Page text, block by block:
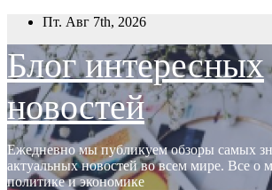
Перейти
содержимому
Пт. Авг 7th, 2026
Блог интересных
новостей
Ежедневно мы публикуем обзоры самых
актуальных новостей во всем мире. Все о
политике и экономике